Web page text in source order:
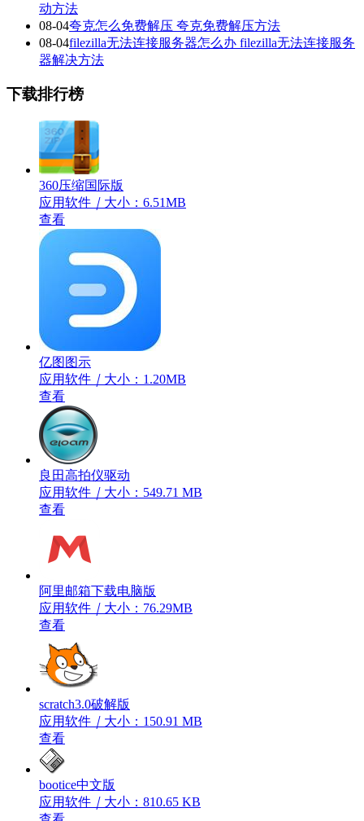
动方法
08-04夸克怎么免费解压 夸克免费解压方法
08-04filezilla无法连接服务器怎么办 filezilla无法连接服务
器解决方法
下载排行榜
360压缩国际版
应用软件 ｜ 大小：6.51MB
查看
亿图图示
应用软件 ｜ 大小：1.20MB
查看
良田高拍仪驱动
应用软件 ｜ 大小：549.71 MB
查看
阿里邮箱下载电脑版
应用软件 ｜ 大小：76.29MB
查看
scratch3.0破解版
应用软件 ｜ 大小：150.91 MB
查看
bootice中文版
应用软件 ｜ 大小：810.65 KB